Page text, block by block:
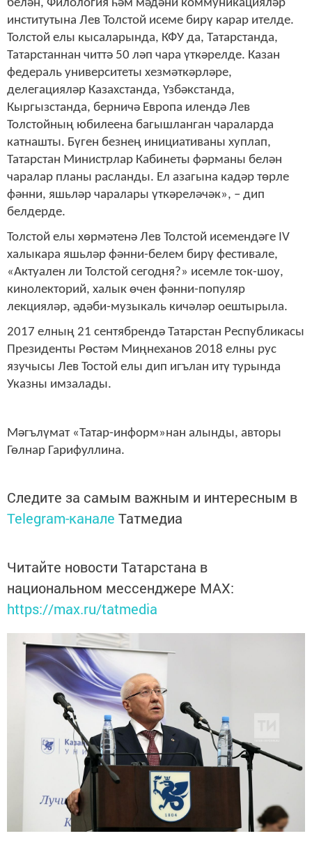
белән, Филология һәм мәдәни коммуникацияләр
институтына Лев Толстой исеме бирү карар ителде.
Толстой елы кысаларында, КФУ да, Татарстанда,
Татарстаннан читтә 50 ләп чара үткәрелде. Казан
федераль университеты хезмәткәрләре,
делегацияләр Казахстанда, Үзбәкстанда,
Кыргызстанда, берничә Европа илендә Лев
Толстойның юбилеена багышланган чараларда
катнашты. Бүген безнең инициативаны хуплап,
Татарстан Министрлар Кабинеты фәрманы белән
чаралар планы расланды. Ел азагына кадәр төрле
фәнни, яшьләр чаралары үткәреләчәк», – дип
белдерде.
Толстой елы хөрмәтенә Лев Толстой исемендәге IV
халыкара яшьләр фәнни-белем бирү фестивале,
«Актуален ли Толстой сегодня?» исемле ток-шоу,
кинолекторий, халык өчен фәнни-популяр
лекцияләр, әдәби-музыкаль кичәләр оештырыла.
2017 елның 21 сентябрендә Татарстан Республикасы
Президенты Рөстәм Миңнеханов 2018 елны рус
язучысы Лев Тостой елы дип игълан итү турында
Указны имзалады.
Мәгълүмат «Татар-информ»нан алынды, авторы
Гөлнар Гарифуллина.
Следите за самым важным и интересным в
Telegram-канале Татмедиа
Читайте новости Татарстана в
национальном мессенджере MАХ:
https://max.ru/tatmedia